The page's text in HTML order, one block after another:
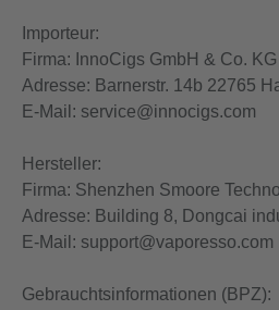
Importeur:
Firma: InnoCigs GmbH & Co. KG
Adresse: Barnerstr. 14b 22765
E-Mail: service@innocigs.com
Hersteller:
Firma: Shenzhen Smoore
Adresse: Building 8, Dongcai
E-Mail: support@vaporesso.com
Gebrauchtsinformationen (BPZ):